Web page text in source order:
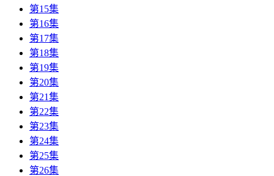
第15集
第16集
第17集
第18集
第19集
第20集
第21集
第22集
第23集
第24集
第25集
第26集